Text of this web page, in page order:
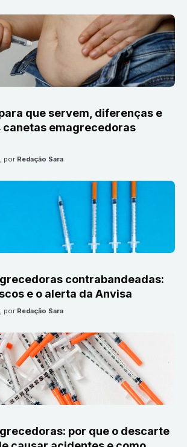
que servem, diferenças e
canetas emagrecedoras
, por Redação Sara
contrabandeadas:
e o alerta da Anvisa
, por Redação Sara
por que o descarte